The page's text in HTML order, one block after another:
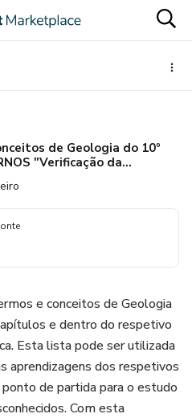
de Geologia do 10º
"Verificação da
e conceitos de Geologia
e dentro do respetivo
Esta lista pode ser utilizada
aprendizagens dos respetivos
de partida para o estudo
Com esta